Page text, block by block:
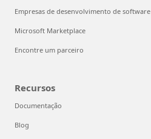
Empresas de desenvolvimento de software
Microsoft Marketplace
Encontre um parceiro
Recursos
Documentação
Blog